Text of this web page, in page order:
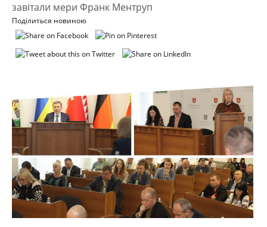
завітали мери Франк Ментруп
Поділиться новиною